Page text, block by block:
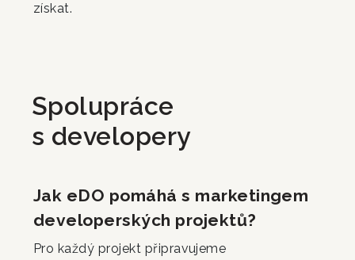
získat.
Spolupráce
s developery
Jak eDO pomáhá s marketingem
developerských projektů?
Pro každý projekt připravujeme